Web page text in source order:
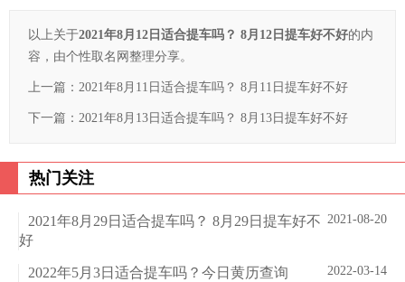
以上关于2021年8月12日适合提车吗？ 8月12日提车好不好的内
容，由个性取名网整理分享。
上一篇： 2021年8月11日适合提车吗？ 8月11日提车好不好
下一篇： 2021年8月13日适合提车吗？ 8月13日提车好不好
热门关注
2021-08-20
2021年8月29日适合提车吗？ 8月29日提车好不
好
2022-03-14
2022年5月3日适合提车吗？今日黄历查询